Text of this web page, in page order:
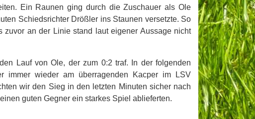
Ein Raunen ging durch die Zuschauer als Ole
Schiedsrichter Drößler ins Staunen versetzte. So
an der Linie stand laut eigener Aussage nicht
Lauf von Ole, der zum 0:2 traf. In der folgenden
immer wieder am überragenden Kacper im LSV
wir den Sieg in den letzten Minuten sicher nach
guten Gegner ein starkes Spiel ablieferten.